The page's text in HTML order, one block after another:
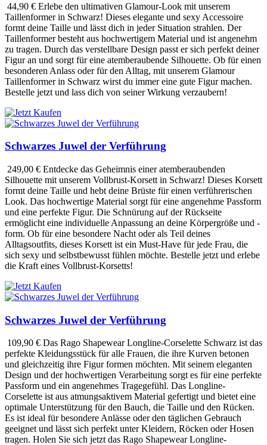
44,90 € Erlebe den ultimativen Glamour-Look mit unserem
Taillenformer in Schwarz! Dieses elegante und sexy Accessoire
formt deine Taille und lässt dich in jeder Situation strahlen. Der
Taillenformer besteht aus hochwertigem Material und ist angenehm
zu tragen. Durch das verstellbare Design passt er sich perfekt deiner
Figur an und sorgt für eine atemberaubende Silhouette. Ob für einen
besonderen Anlass oder für den Alltag, mit unserem Glamour
Taillenformer in Schwarz wirst du immer eine gute Figur machen.
Bestelle jetzt und lass dich von seiner Wirkung verzaubern!
Schwarzes Juwel der Verführung
249,00 € Entdecke das Geheimnis einer atemberaubenden
Silhouette mit unserem Vollbrust-Korsett in Schwarz! Dieses Korsett
formt deine Taille und hebt deine Brüste für einen verführerischen
Look. Das hochwertige Material sorgt für eine angenehme Passform
und eine perfekte Figur. Die Schnürung auf der Rückseite
ermöglicht eine individuelle Anpassung an deine Körpergröße und -
form. Ob für eine besondere Nacht oder als Teil deines
Alltagsoutfits, dieses Korsett ist ein Must-Have für jede Frau, die
sich sexy und selbstbewusst fühlen möchte. Bestelle jetzt und erlebe
die Kraft eines Vollbrust-Korsetts!
Schwarzes Juwel der Verführung
109,90 € Das Rago Shapewear Longline-Corselette Schwarz ist das
perfekte Kleidungsstück für alle Frauen, die ihre Kurven betonen
und gleichzeitig ihre Figur formen möchten. Mit seinem eleganten
Design und der hochwertigen Verarbeitung sorgt es für eine perfekte
Passform und ein angenehmes Tragegefühl. Das Longline-
Corselette ist aus atmungsaktivem Material gefertigt und bietet eine
optimale Unterstützung für den Bauch, die Taille und den Rücken.
Es ist ideal für besondere Anlässe oder den täglichen Gebrauch
geeignet und lässt sich perfekt unter Kleidern, Röcken oder Hosen
tragen. Holen Sie sich jetzt das Rago Shapewear Longline-